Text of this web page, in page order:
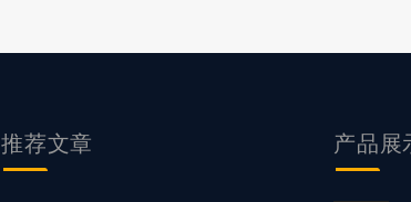
推荐文章 产品展